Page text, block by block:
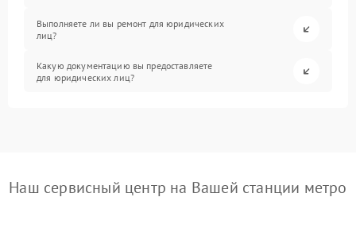
Выполняете ли вы ремонт для юридических
лиц?
Какую документацию вы предоставляете
для юридических лиц?
Наш сервисный центр на Вашей станции метро